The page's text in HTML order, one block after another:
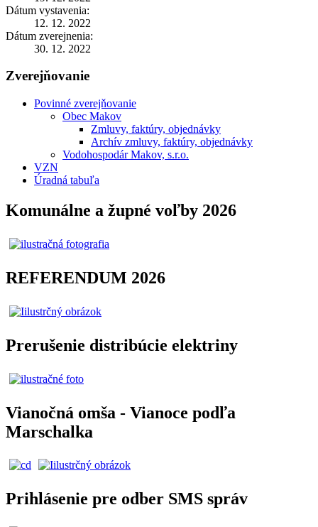
Dátum vystavenia:
12. 12. 2022
Dátum zverejnenia:
30. 12. 2022
Zverejňovanie
Povinné zverejňovanie
Obec Makov
Zmluvy, faktúry, objednávky
Archív zmluvy, faktúry, objednávky
Vodohospodár Makov, s.r.o.
VZN
Úradná tabuľa
Komunálne a župné voľby 2026
REFERENDUM 2026
Prerušenie distribúcie elektriny
Vianočná omša - Vianoce podľa
Marschalka
Prihlásenie pre odber SMS správ